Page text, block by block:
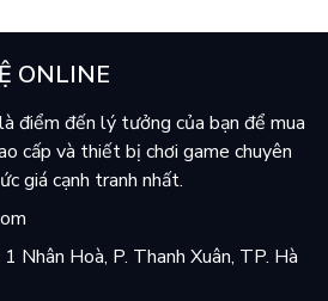
ONLINE
điểm đến lý tưởng của bạn để mua
cấp và thiết bị chơi game chuyên
giá cạnh tranh nhất.
Nhân Hoà, P. Thanh Xuân, TP. Hà